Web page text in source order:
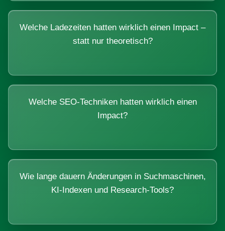
Welche Ladezeiten hatten wirklich einen Impact –
statt nur theoretisch?
Welche SEO-Techniken hatten wirklich einen
Impact?
Wie lange dauern Änderungen in Suchmaschinen,
KI-Indexen und Research-Tools?